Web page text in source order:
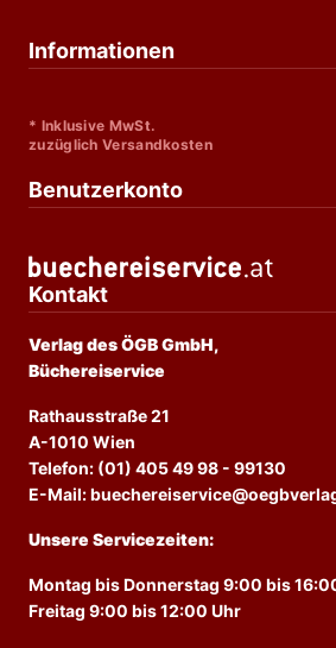
Informationen
* Inklusive MwSt.
zuzüglich Versandkosten
Benutzerkonto
Kontakt
Verlag des ÖGB GmbH,
Büchereiservice
Rathausstraße 21
A-1010 Wien
Telefon: (01) 405 49 98 - 99130
E-Mail:
Unsere Servicezeiten:
Montag bis Donnerstag 9:00 bis
Freitag 9:00 bis 12:00 Uhr